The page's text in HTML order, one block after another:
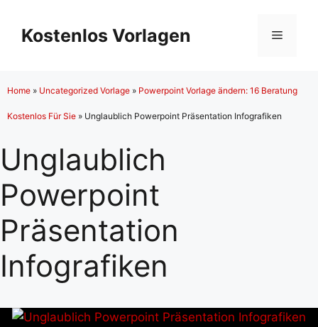
Inhalt
springen
Kostenlos Vorlagen Menü
Home » Uncategorized Vorlage » Powerpoint Vorlage ändern: 16 Beratung
Kostenlos Für Sie » Unglaublich Powerpoint Präsentation Infografiken
Unglaublich
Powerpoint
Präsentation
Infografiken